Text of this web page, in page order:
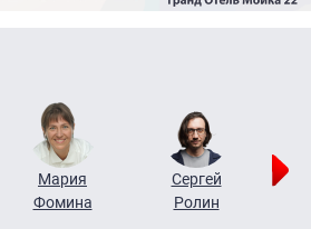
Мария
Фомина
Сергей
Ролин